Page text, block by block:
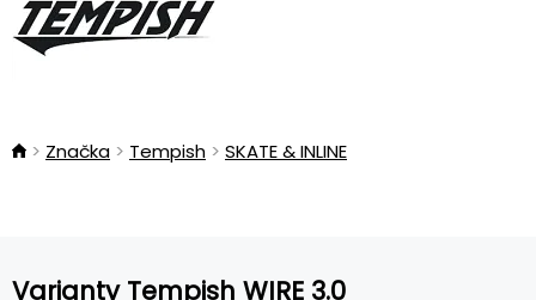
Značka Tempish SKATE & INLINE
Varianty Tempish WIRE 3.0